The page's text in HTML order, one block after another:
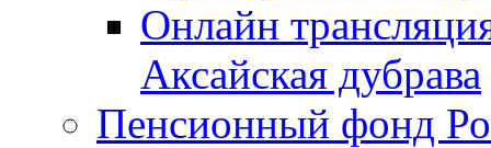
Онлайн
Аксайская дубрава
Пенсионный фонд